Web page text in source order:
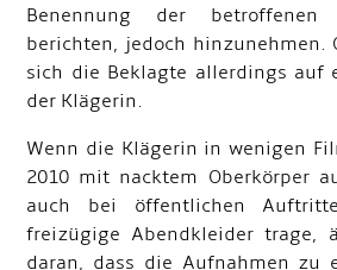
Benennung der betroffenen
berichten, jedoch hinzunehmen.
sich die Beklagte allerdings auf
der Klägerin.
Wenn die Klägerin in wenigen
2010 mit nacktem Oberkörper
auch bei öffentlichen
freizügige Abendkleider trage,
daran, dass die Aufnahmen zu